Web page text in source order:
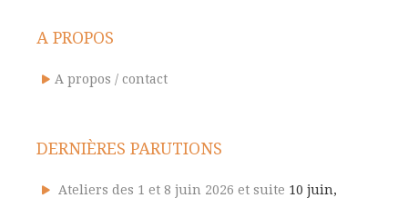
A PROPOS
A propos / contact
DERNIÈRES PARUTIONS
Ateliers des 1 et 8 juin 2026 et suite 10 juin,